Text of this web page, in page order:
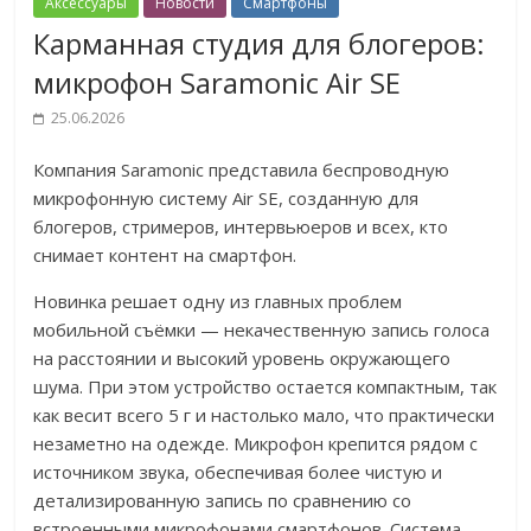
Карманная студия для блогеров:
микрофон Saramonic Air SE
25.06.2026
Компания Saramonic представила беспроводную
микрофонную систему Air SE, созданную для
блогеров, стримеров, интервьюеров и всех, кто
снимает контент на смартфон.
Новинка решает одну из главных проблем
мобильной съёмки — некачественную запись голоса
на расстоянии и высокий уровень окружающего
шума. При этом устройство остается компактным, так
как весит всего 5 г и настолько мало, что практически
незаметно на одежде. Микрофон крепится рядом с
источником звука, обеспечивая более чистую и
детализированную запись по сравнению со